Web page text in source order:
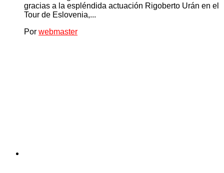
gracias a la espléndida actuación Rigoberto Urán en el
Tour de Eslovenia,...
Por webmaster